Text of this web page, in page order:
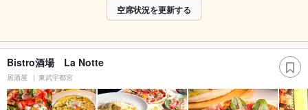
空席状況を更新する
Bistro酒場 La Notte
居酒屋 東武宇都宮